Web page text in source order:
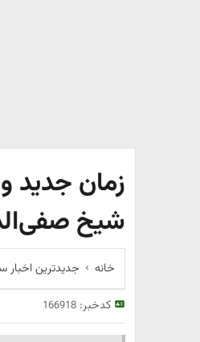
زمان جدید
شیخ
خانه جدیدترین اخبار
کدخبر:166918